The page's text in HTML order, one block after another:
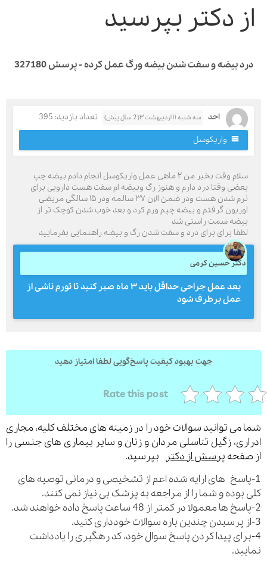
دکتر بپرسید
بیضه و سفت شدن بیضه ورگ عمل کرده - پرسش 327180
احد سه شنبه ۱۱ اردیبهشت ۳( 2 سال پیش)
تعداد بازدید: 395
واریکوسل
سلام وقت بخیر من ۲ ماهی عمل واریکوسل انجام دادم بیضه چپ
وقتا درد دارم و هنوز رگ وبیضه ام سفت هست دارویی برای
نرم شدن هست ودر ضمن الان ۳۷ سالمه ودر ۱۵ سالگی مریضی
گرفتم و بیضه چپم ورم کرد و بعد خوب شدن کوچک تر از
سمت راستی شد
برای برای درد و سفت شدن رگ و بیضه راهنمایی بفرمایید
دکتر حسین کرمی
بعد عمل جراحی حداقل باید ۳ ماه صبر کنید تا تورم ناشی از
عمل برطرف شود
جهت بهبود کیفیت پاسخ‌گویی لطفا امتیاز دهید
Rate this post
توانید سوالات خود را در زمینه های مختلف کلیه، مجاری
زگیل تناسلی مردان و زنان و سایر بیماری های جنسی را
پرسش از دکتربپرسید.
های ارایه شده اعم از تشخیصی و درمانی توصیه های
و شما را از مراجعه به پزشک بی نیاز نمی کنند.
پیدا کردن پاسخ سوال خود، کد رهگیری را یادداشت
ارسال